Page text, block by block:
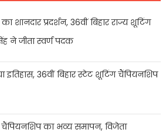
शानदार प्रदर्शन, 36वीं बिहार राज्य शूटिंग
ने जीता स्वर्ण पदक
इतिहास, 36वीं बिहार स्टेट शूटिंग चैंपियनशिप
चैंपियनशिप का भव्य समापन, विजेता